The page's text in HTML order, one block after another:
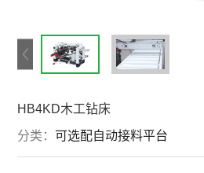
HB4KD木工钻床
分类：可选配自动接料平台